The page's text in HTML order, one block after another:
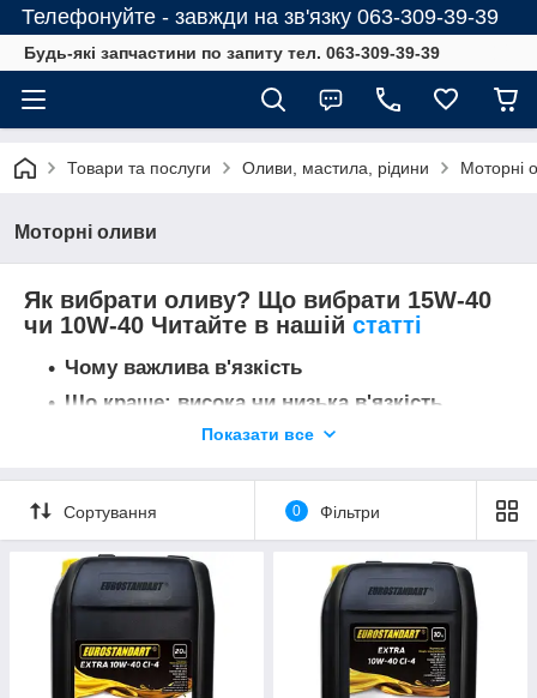
Телефонуйте - завжди на зв'язку 063-309-39-39
Будь-які запчастини по запиту тел. 063-309-39-39
Товари та послуги Оливи, мастила, рідини Моторні
Моторні оливи
Як вибрати оливу? Що вибрати 15W-40
чи 10W-40 Читайте в нашій статті
Чому важлива в'язкість
Що краще: висока чи низька в'язкість
Про що говорить маркування оливи по
Що вибрати 15W-40 або 10W-40?
Яку моторну оливу вибрати
Показати все
Сортування 0 Фільтри